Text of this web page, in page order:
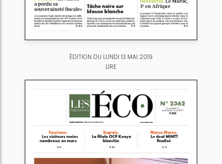
ÉDITION DU LUNDI 13 MAI 2019
LIRE